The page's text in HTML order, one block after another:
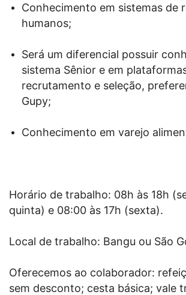
Conhecimento em sistemas de
humanos;
Será um diferencial possuir
sistema Sênior e em
recrutamento e seleção,
Gupy;
Conhecimento em varejo
Horário de trabalho: 08h às 18h
quinta) e 08:00 às 17h (sexta).
Local de trabalho: Bangu ou São
Oferecemos ao colaborador:
sem desconto; cesta básica; vale